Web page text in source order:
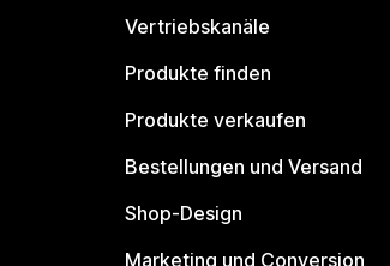
Vertriebskanäle
Produkte finden
Produkte verkaufen
Bestellungen und Versand
Shop-Design
Marketing und Conversion